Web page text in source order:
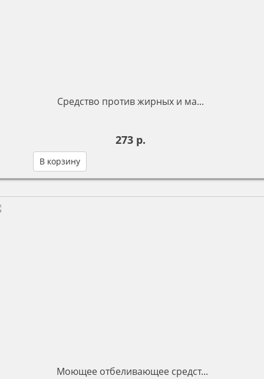
Средство против жирных и ма...
273 р.
В корзину
Моющее отбеливающее средст...